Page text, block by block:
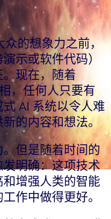
的想象力之前，
示或软件代码）
现在，随着
，任何人只要有
AI 系统以令人难
的内容和想法。
但是随着时间的
明确：这项技术
增强人类的智能
作中做得更好。